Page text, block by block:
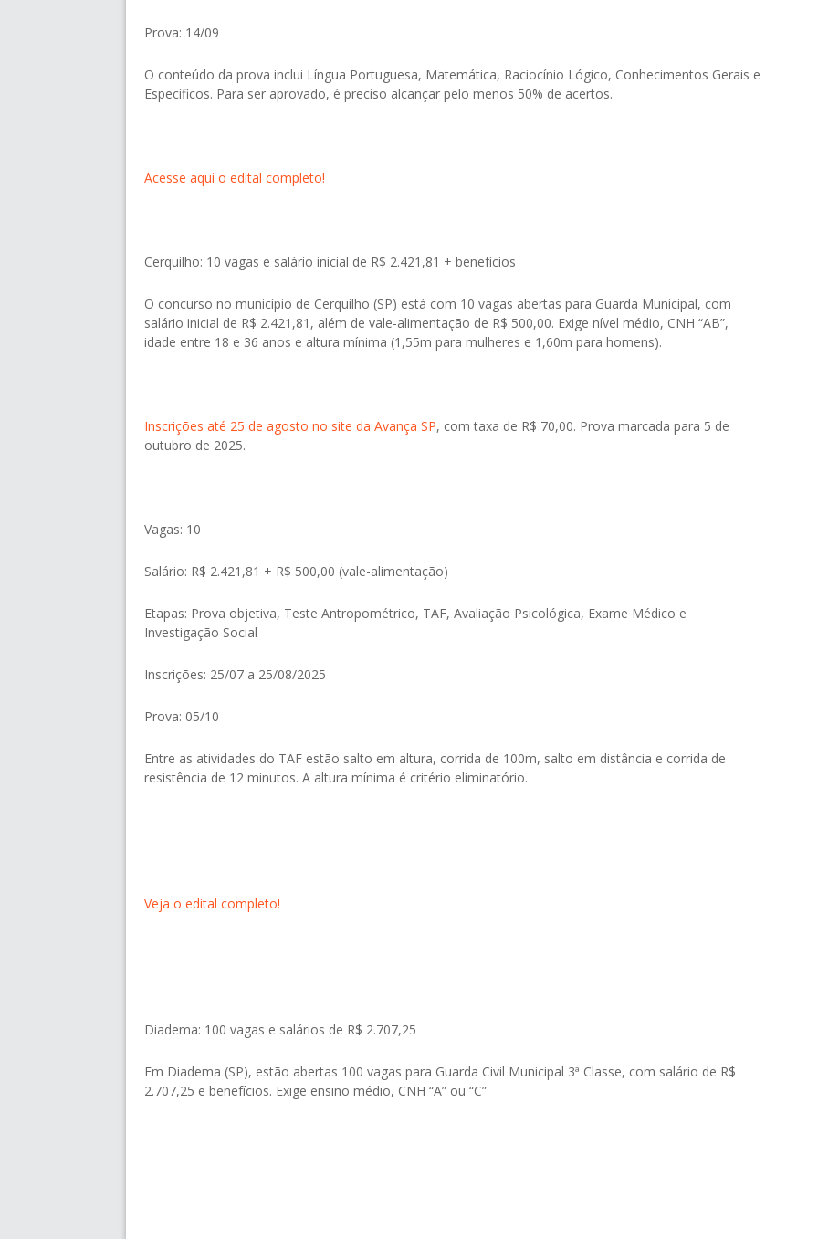
Prova: 14/09
O conteúdo da prova inclui Língua Portuguesa, Matemática, Raciocínio Lógico, Conhecimentos Gerais e
Específicos. Para ser aprovado, é preciso alcançar pelo menos 50% de acertos.
Acesse aqui o edital completo!
Cerquilho: 10 vagas e salário inicial de R$ 2.421,81 + benefícios
O concurso no município de Cerquilho (SP) está com 10 vagas abertas para Guarda Municipal, com
salário inicial de R$ 2.421,81, além de vale-alimentação de R$ 500,00. Exige nível médio, CNH “AB”,
idade entre 18 e 36 anos e altura mínima (1,55m para mulheres e 1,60m para homens).
Inscrições até 25 de agosto no site da Avança SP, com taxa de R$ 70,00. Prova marcada para 5 de
outubro de 2025.
Vagas: 10
Salário: R$ 2.421,81 + R$ 500,00 (vale-alimentação)
Etapas: Prova objetiva, Teste Antropométrico, TAF, Avaliação Psicológica, Exame Médico e
Investigação Social
Inscrições: 25/07 a 25/08/2025
Prova: 05/10
Entre as atividades do TAF estão salto em altura, corrida de 100m, salto em distância e corrida de
resistência de 12 minutos. A altura mínima é critério eliminatório.
Veja o edital completo!
Diadema: 100 vagas e salários de R$ 2.707,25
Em Diadema (SP), estão abertas 100 vagas para Guarda Civil Municipal 3ª Classe, com salário de R$
2.707,25 e benefícios. Exige ensino médio, CNH “A” ou “C”